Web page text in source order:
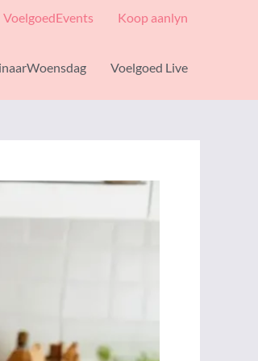
VoelgoedEvents Koop aanlyn
Voelgoed Live